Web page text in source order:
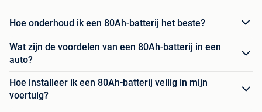
Hoe onderhoud ik een 80Ah-batterij het beste?
Wat zijn de voordelen van een 80Ah-batterij in een
auto?
Hoe installeer ik een 80Ah-batterij veilig in mijn
voertuig?